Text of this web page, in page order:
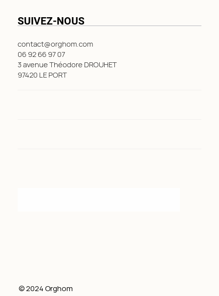
contact@orghom.com
06 92 66 97 07
3 avenue Théodore DROUHET
97420 LE PORT
© 2024 Orghom
SUIVEZ-NOUS